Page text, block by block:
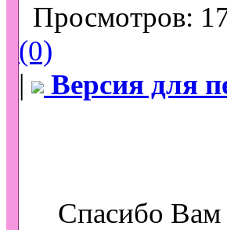
Просмотров:
(0)
|
Версия для
Спасибо Вам